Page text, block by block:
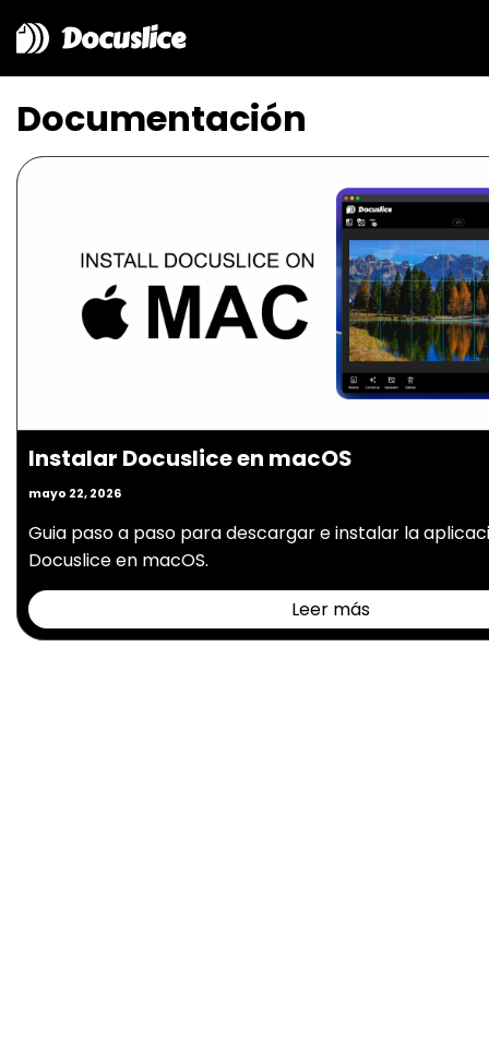
Docuslice
Documentación
Instalar Docuslice en macOS
mayo 22, 2026
Guia paso a paso para descargar e instalar la
Docuslice en macOS.
Leer más